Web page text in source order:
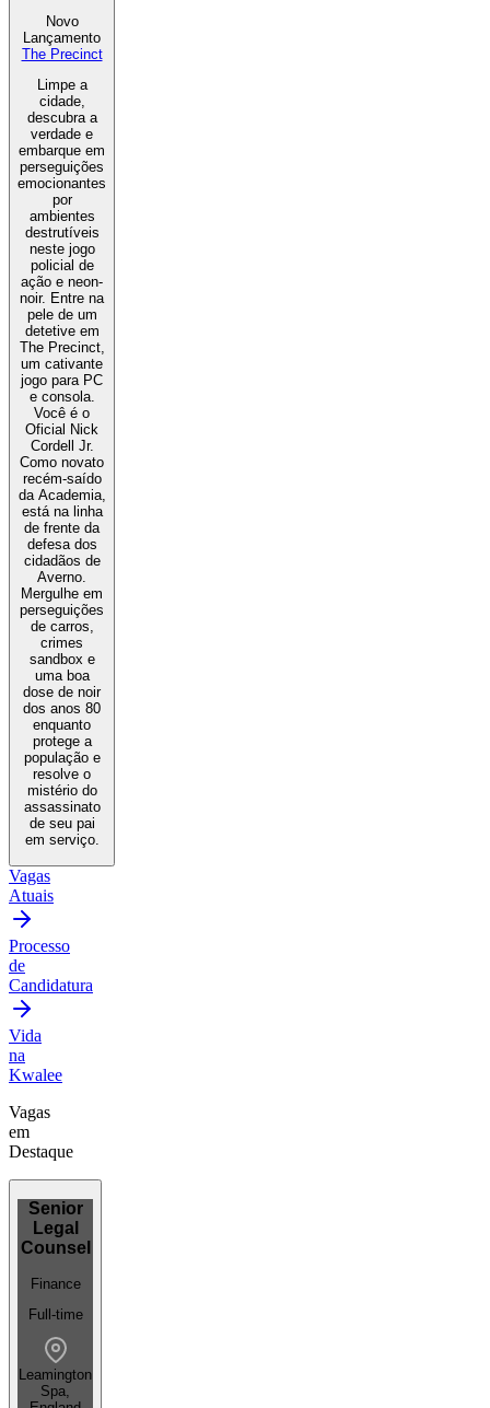
Novo
Lançamento
The Precinct
Limpe a
cidade,
descubra a
verdade e
embarque em
perseguições
emocionantes
por
ambientes
destrutíveis
neste jogo
policial de
ação e neon-
noir. Entre na
pele de um
detetive em
The Precinct,
um cativante
jogo para PC
e consola.
Você é o
Oficial Nick
Cordell Jr.
Como novato
recém-saído
da Academia,
está na linha
de frente da
defesa dos
cidadãos de
Averno.
Mergulhe em
perseguições
de carros,
crimes
sandbox e
uma boa
dose de noir
dos anos 80
enquanto
protege a
população e
resolve o
mistério do
assassinato
de seu pai
em serviço.
Vagas
Atuais
Processo
de
Candidatura
Vida
na
Kwalee
Vagas
em
Destaque
Senior
Legal
Counsel
Finance
Full-time
Leamington
Spa,